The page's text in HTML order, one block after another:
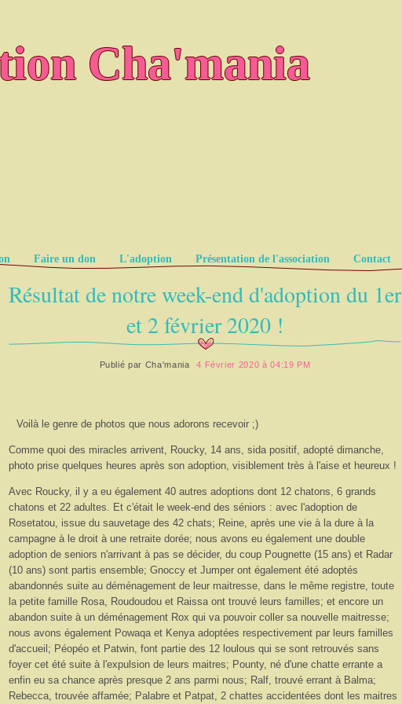
Cha'mania
Faire un don L'adoption Présentation de l'association Contact
Résultat de notre week-end d'adoption du 1er
et 2 février 2020 !
Publié par Cha'mania 4 Février 2020 à 04:19 PM
Voilà le genre de photos que nous adorons recevoir ;)
Comme quoi des miracles arrivent, Roucky, 14 ans, sida positif, adopté dimanche,
photo prise quelques heures après son adoption, visiblement très à l'aise et heureux !
Avec Roucky, il y a eu également 40 autres adoptions dont 12 chatons, 6 grands
chatons et 22 adultes. Et c'était le week-end des séniors : avec l'adoption de
Rosetatou, issue du sauvetage des 42 chats; Reine, après une vie à la dure à la
campagne à le droit à une retraite dorée; nous avons eu également une double
adoption de seniors n'arrivant à pas se décider, du coup Pougnette (15 ans) et Radar
(10 ans) sont partis ensemble; Gnoccy et Jumper ont également été adoptés
abandonnés suite au déménagement de leur maitresse, dans le même registre, toute
la petite famille Rosa, Roudoudou et Raissa ont trouvé leurs familles; et encore un
abandon suite à un déménagement Rox qui va pouvoir coller sa nouvelle maitresse;
nous avons également Powaqa et Kenya adoptées respectivement par leurs familles
d'accueil; Péopéo et Patwin, font partie des 12 loulous qui se sont retrouvés sans
foyer cet été suite à l'expulsion de leurs maitres; Pounty, né d'une chatte errante a
enfin eu sa chance après presque 2 ans parmi nous; Ralf, trouvé errant à Balma;
Rebecca, trouvée affamée; Palabre et Patpat, 2 chattes accidentées dont les maitres